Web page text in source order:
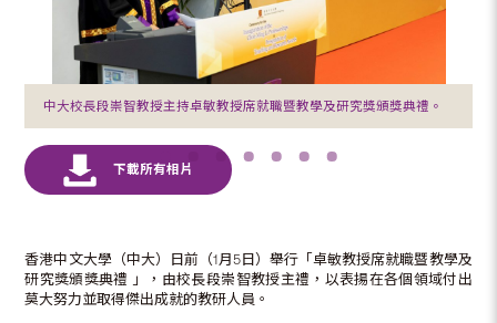
中大校長段崇智教授主持卓敏教授席就職暨教學及研究獎頒獎典禮。
香港中文大學（中大）日前（1月5日）舉行「卓敏教授席就職暨教學及
研究獎頒獎典禮 」，由校長段崇智教授主禮，以表揚在各個領域付出
莫大努力並取得傑出成就的教研人員。